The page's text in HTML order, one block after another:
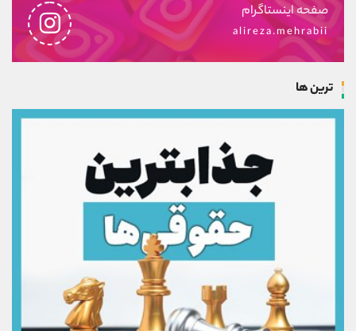
صفحه اینستاگرام
alireza.mehrabii
ترین ها